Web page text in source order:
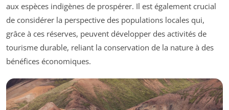
aux espèces indigènes de prospérer. Il est également crucial
de considérer la perspective des populations locales qui,
grâce à ces réserves, peuvent développer des activités de
tourisme durable, reliant la conservation de la nature à des
bénéfices économiques.